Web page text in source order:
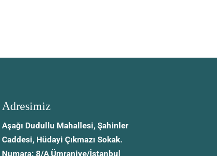
Adresimiz
Aşağı Dudullu Mahallesi, Şahinler
Caddesi, Hüdayi Çıkmazı Sokak.
Numara: 8/A Ümraniye/İstanbul